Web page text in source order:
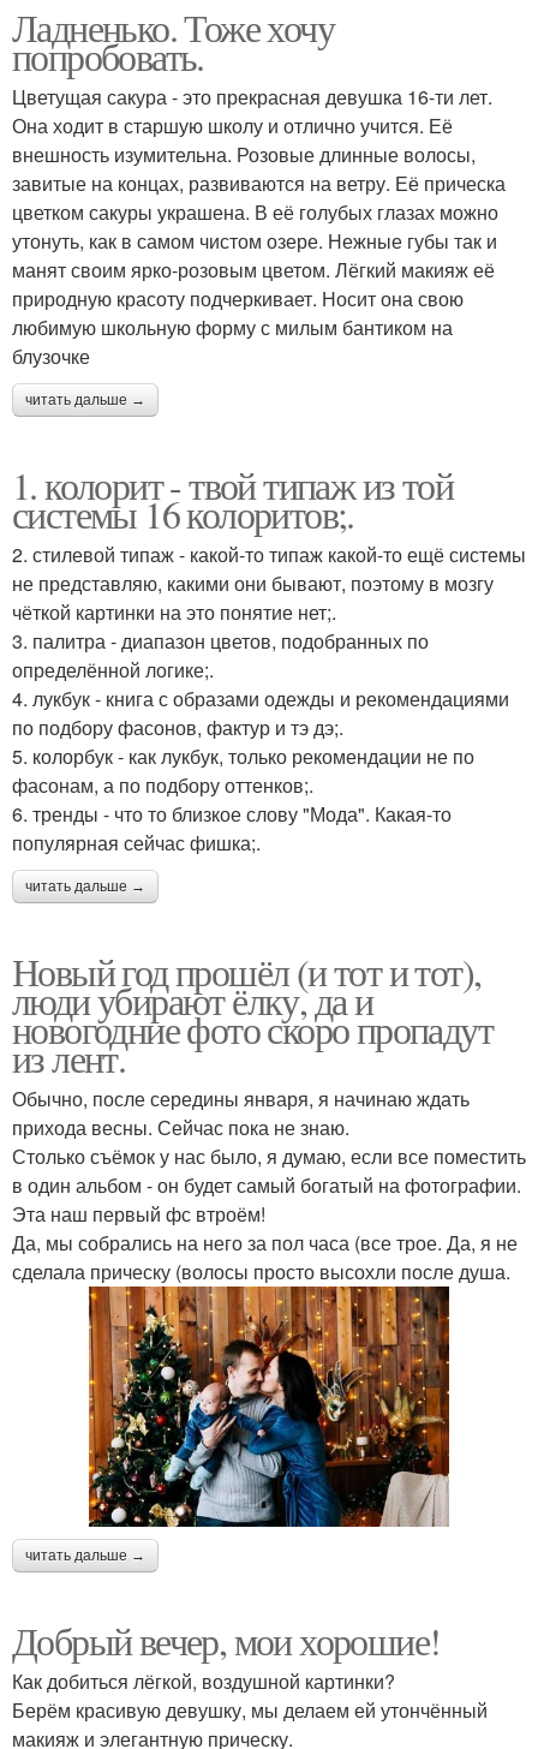
Ладненько. Тоже хочу
попробовать.
Цветущая сакура - это прекрасная девушка 16-ти лет.
Она ходит в старшую школу и отлично учится. Её
внешность изумительна. Розовые длинные волосы,
завитые на концах, развиваются на ветру. Её прическа
цветком сакуры украшена. В её голубых глазах можно
утонуть, как в самом чистом озере. Нежные губы так и
манят своим ярко-розовым цветом. Лёгкий макияж её
природную красоту подчеркивает. Носит она свою
любимую школьную форму с милым бантиком на
блузочке
читать дальше →
1. колорит - твой типаж из той
системы 16 колоритов;.
2. стилевой типаж - какой-то типаж какой-то ещё системы
не представляю, какими они бывают, поэтому в мозгу
чёткой картинки на это понятие нет;.
3. палитра - диапазон цветов, подобранных по
определённой логике;.
4. лукбук - книга с образами одежды и рекомендациями
по подбору фасонов, фактур и тэ дэ;.
5. колорбук - как лукбук, только рекомендации не по
фасонам, а по подбору оттенков;.
6. тренды - что то близкое слову "Мода". Какая-то
популярная сейчас фишка;.
читать дальше →
Новый год прошёл (и тот и тот),
люди убирают ёлку, да и
новогодние фото скоро пропадут
из лент.
Обычно, после середины января, я начинаю ждать
прихода весны. Сейчас пока не знаю.
Столько съёмок у нас было, я думаю, если все поместить
в один альбом - он будет самый богатый на фотографии.
Эта наш первый фс втроём!
Да, мы собрались на него за пол часа (все трое. Да, я не
сделала прическу (волосы просто высохли после душа.
читать дальше →
Добрый вечер, мои хорошие!
Как добиться лёгкой, воздушной картинки?
Берём красивую девушку, мы делаем ей утончённый
макияж и элегантную прическу.